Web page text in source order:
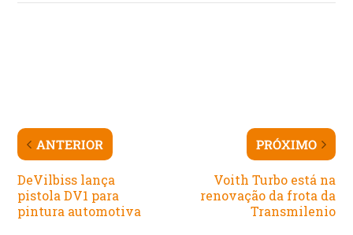
ANTERIOR
DeVilbiss lança
pistola DV1 para
pintura automotiva
PRÓXIMO
Voith Turbo está na
renovação da frota da
Transmilenio